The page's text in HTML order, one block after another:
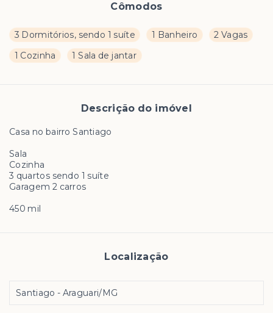
Cômodos
3 Dormitórios, sendo 1 suíte 1 Banheiro
2 Vagas
1 Cozinha
1 Sala de jantar
Descrição do imóvel
Casa no bairro Santiago
Sala
Cozinha
3 quartos sendo 1 suíte
Garagem 2 carros
450 mil
Localização
Santiago - Araguari/MG